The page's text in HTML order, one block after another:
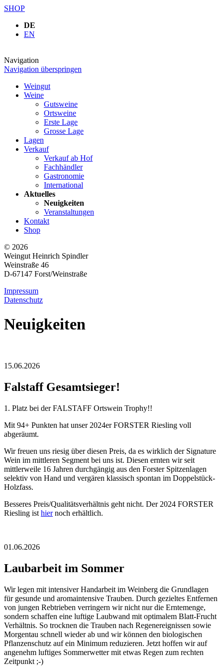
SHOP
DE
EN
Navigation
Navigation überspringen
Weingut
Weine
Gutsweine
Ortsweine
Erste Lage
Grosse Lage
Lagen
Verkauf
Verkauf ab Hof
Fachhändler
Gastronomie
International
Aktuelles
Neuigkeiten
Veranstaltungen
Kontakt
Shop
© 2026
Weingut Heinrich Spindler
Weinstraße 46
D-67147 Forst/Weinstraße
Impressum
Datenschutz
Neuigkeiten
15.06.2026
Falstaff Gesamtsieger!
1. Platz bei der FALSTAFF Ortswein Trophy!!
Mit 94+ Punkten hat unser 2024er FORSTER Riesling voll
abgeräumt.
Wir freuen uns riesig über diesen Preis, da es wirklich der Signature
Wein im mittleren Segment bei uns ist. Diesen ernten wir seit
mittlerweile 16 Jahren durchgängig aus den Forster Spitzenlagen
selektiv von Hand und vergären klassisch spontan im Doppelstück-
Holzfass.
Besseres Preis/Qualitätsverhältnis geht nicht. Der 2024 FORSTER
Riesling ist hiernoch erhältlich.
01.06.2026
Laubarbeit im Sommer
Wir legen mit intensiver Handarbeit im Weinberg die Grundlagen
für gesunde und aromaintensive Trauben. Durch gezieltes Entfernen
von jungen Rebtrieben verringern wir nicht nur die Erntemenge,
sondern schaffen eine luftige Laubwand mit optimalem Blatt-Frucht
Verhältnis. So trocknen die Trauben nach Regenereignissen sowie
Morgentau schnell wieder ab und wir können den biologischen
Pflanzenschutz auf ein Minimum reduzieren. Jetzt hoffen wir auf
angenehm luftiges Sommerwetter mit etwas Regen zum rechten
Zeitpunkt ;-)